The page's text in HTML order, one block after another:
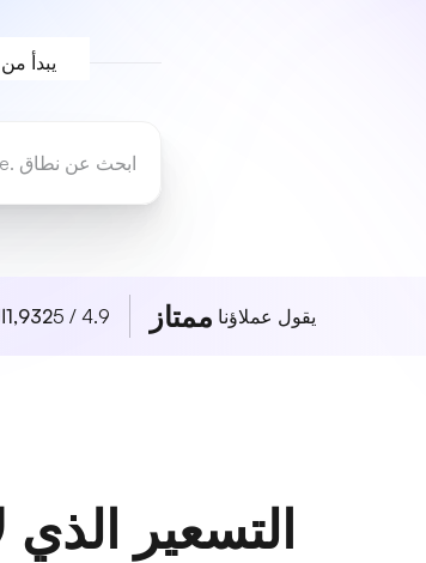
يبدأ
يقول عملاؤنا ممتاز 4.9 / 5
1,932
التسعير الذي